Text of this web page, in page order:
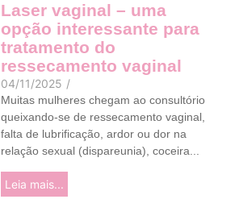
Laser vaginal – uma
opção interessante para
tratamento do
ressecamento vaginal
04/11/2025 /
Muitas mulheres chegam ao consultório
queixando-se de ressecamento vaginal,
falta de lubrificação, ardor ou dor na
relação sexual (dispareunia), coceira...
Leia mais...